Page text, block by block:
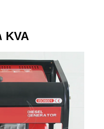
גנרטור דיזל פתוח 6.2 KVA